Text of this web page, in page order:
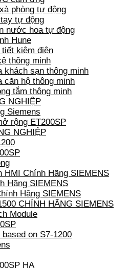
phòng tự động
tự động
nước hoa tự động
Hune
kiệm điện
thông minh
khách sạn thông minh
căn hộ thông minh
tắm thông minh
NGHIỆP
Siemens
rộng ET200SP
NGHIỆP
HMI Chính Hãng SIEMENS
Hãng SIEMENS
Hãng SIEMENS
CHÍNH HÃNG SIEMENS
Module
on S7-1200
HA